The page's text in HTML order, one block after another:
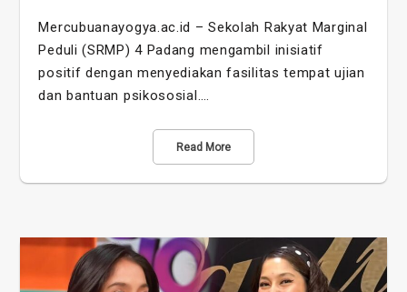
Mercubuanayogya.ac.id – Sekolah Rakyat Marginal
Peduli (SRMP) 4 Padang mengambil inisiatif
positif dengan menyediakan fasilitas tempat ujian
dan bantuan psikososial.…
Read More